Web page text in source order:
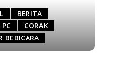
BERITA
PC
CORAK
BEBICARA